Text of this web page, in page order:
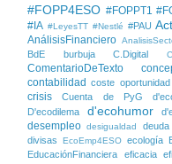
#FOPP4ESO #FOPPT1
#IA #LeyesTT #Nestlé #PAU
AnálisisFinanciero
BdE burbuja C.Digital
ComentarioDeTexto
contabilidad coste oportunidad
crisis Cuenta de PyG
D'ecodilema
d'ecohumor
desempleo desigualdad
divisas EcoEmp4ESO ecología
EducaciónFinanciera eficacia